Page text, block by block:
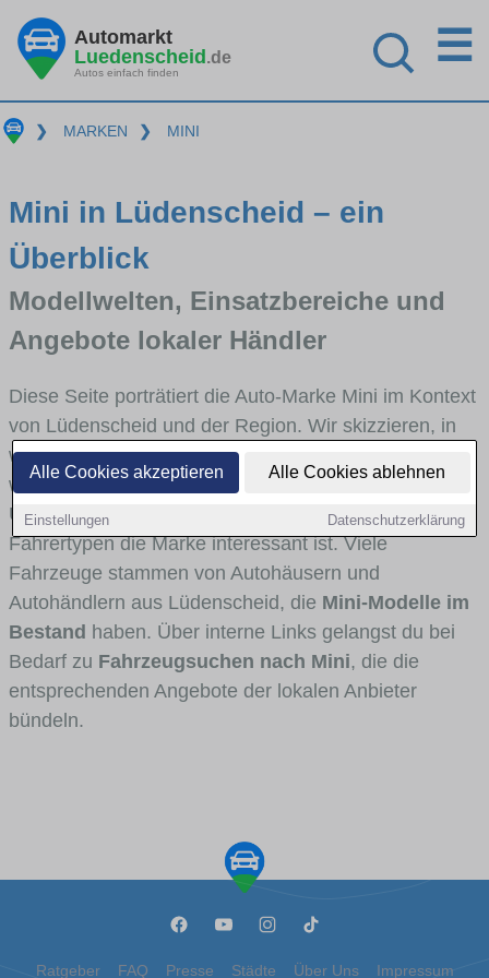
Alle Cookies akzeptieren Alle Cookies ablehnen
Einstellungen Datenschutzerklärung
Automarkt
Luedenscheid.de
Autos einfach finden
☰
❯ MARKEN ❯ MINI
Mini in Lüdenscheid – ein
Überblick
Modellwelten, Einsatzbereiche und
Angebote lokaler Händler
Diese Seite porträtiert die Auto-Marke Mini im Kontext
von Lüdenscheid und der Region. Wir skizzieren, in
welchen Fahrzeugklassen Mini stark vertreten ist,
welche Modellreihen häufig im Stadt- und
Umlandverkehr zu sehen sind und für welche
Fahrertypen die Marke interessant ist. Viele
Fahrzeuge stammen von Autohäusern und
Autohändlern aus Lüdenscheid, die Mini-Modelle im
Bestand haben. Über interne Links gelangst du bei
Bedarf zu Fahrzeugsuchen nach Mini, die die
entsprechenden Angebote der lokalen Anbieter
bündeln.
Ratgeber FAQ Presse Städte Über Uns Impressum